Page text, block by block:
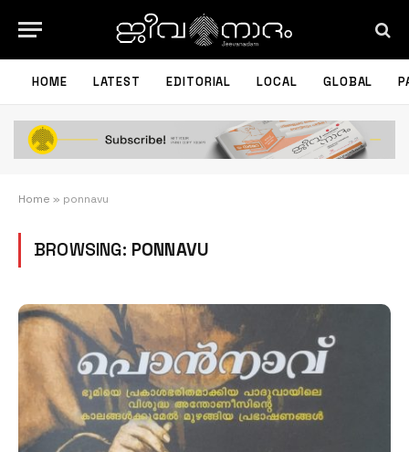
HOME LATEST EDITORIAL LOCAL GLOBAL
Home » ponnavu
BROWSING: PONNAVU